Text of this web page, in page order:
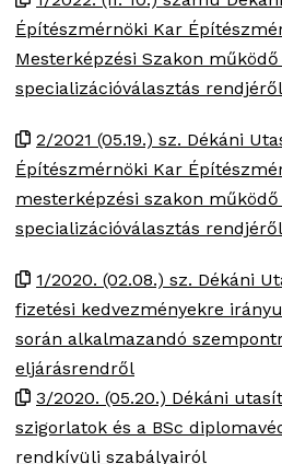
Építészmérnöki Kar
Mesterképzési Szakon
specializációválasztás rendjéről
2/2021 (05.19.) sz. Dékáni
Építészmérnöki Kar
mesterképzési szakon
specializációválasztás rendjéről
1/2020. (02.08.) sz. Dékáni
fizetési kedvezményekre
során alkalmazandó
eljárásrendről
3/2020. (05.20.) Dékáni
szigorlatok és a BSc
rendkívüli szabályairól